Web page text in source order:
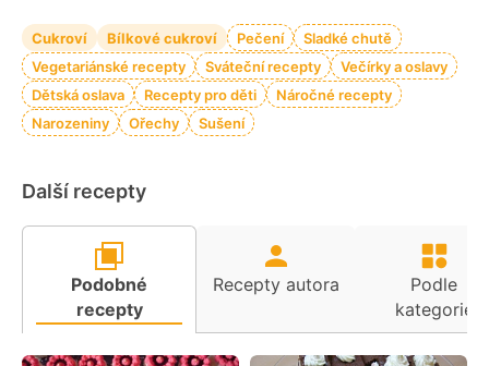
Cukroví Bílkové cukroví Pečení
Sladké chutě
Vegetariánské recepty
Sváteční recepty
Večírky a oslavy
Dětská oslava
Recepty pro děti
Náročné recepty
Narozeniny
Ořechy Sušení
Další recepty
Podobné
recepty
Recepty autora
Podle
kategorie